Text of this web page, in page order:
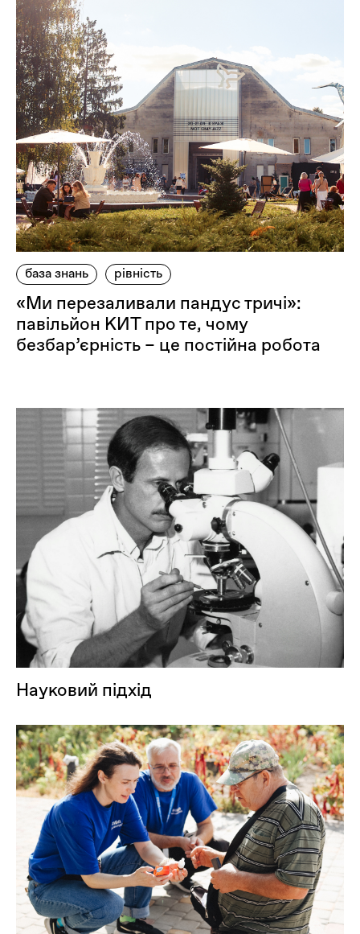
база знань рівність
«Ми перезаливали пандус тричі»:
павільйон КИТ про те, чому
безбар’єрність – це постійна робота
Науковий підхід